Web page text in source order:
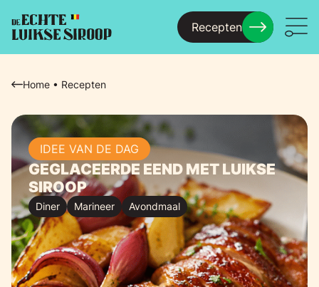
Recepten
Home • Recepten
IDEE VAN DE DAG
GEGLACEERDE EEND MET LUIKSE
SIROOP
Diner Marineer Avondmaal